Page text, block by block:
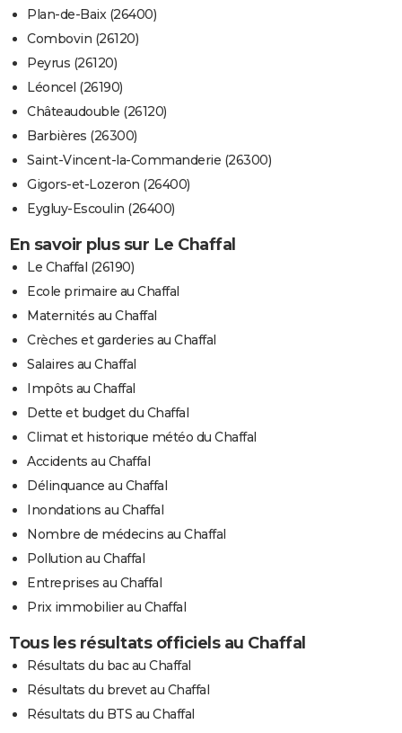
Plan-de-Baix (26400)
Combovin (26120)
Peyrus (26120)
Léoncel (26190)
Châteaudouble (26120)
Barbières (26300)
Saint-Vincent-la-Commanderie (26300)
Gigors-et-Lozeron (26400)
Eygluy-Escoulin (26400)
En savoir plus sur Le Chaffal
Le Chaffal (26190)
Ecole primaire au Chaffal
Maternités au Chaffal
Crèches et garderies au Chaffal
Salaires au Chaffal
Impôts au Chaffal
Dette et budget du Chaffal
Climat et historique météo du Chaffal
Accidents au Chaffal
Délinquance au Chaffal
Inondations au Chaffal
Nombre de médecins au Chaffal
Pollution au Chaffal
Entreprises au Chaffal
Prix immobilier au Chaffal
Tous les résultats officiels au Chaffal
Résultats du bac au Chaffal
Résultats du brevet au Chaffal
Résultats du BTS au Chaffal